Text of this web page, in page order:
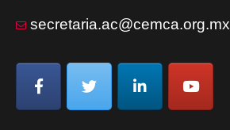
secretaria.ac@cemca.org.mx